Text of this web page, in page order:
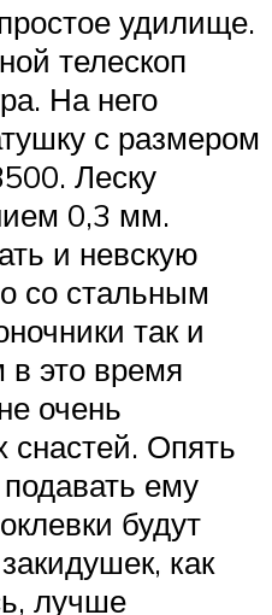
удилище.
телескоп
На него
с размером
Леску
0,3 мм.
и невскую
со стальным
так и
это время
очень
снастей. Опять
ему
будут
как
лучше